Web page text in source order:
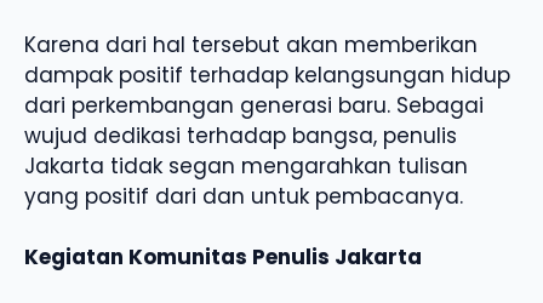
Karena dari hal tersebut akan memberikan
dampak positif terhadap kelangsungan hidup
dari perkembangan generasi baru. Sebagai
wujud dedikasi terhadap bangsa, penulis
Jakarta tidak segan mengarahkan tulisan
yang positif dari dan untuk pembacanya.
Kegiatan Komunitas Penulis Jakarta